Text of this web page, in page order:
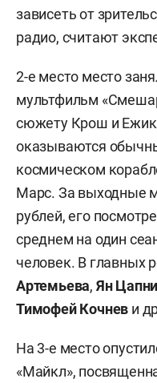
зависеть от
радио, считают
2-е место место
мультфильм
сюжету Крош и Ежик
оказываются
космическом
Марс. За выходные
рублей, его
среднем на один
человек. В главных
Артемьева, Ян
Тимофей Кочнев и
На 3-е место
«Майкл»,